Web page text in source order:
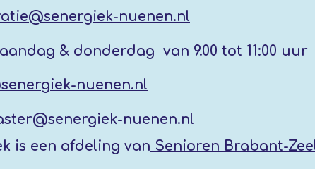
nuenen.nl
& donderdag van 9.00 tot 11:00 uur
nuenen.nl
nuenen.nl
is een afdeling van Senioren Brabant-